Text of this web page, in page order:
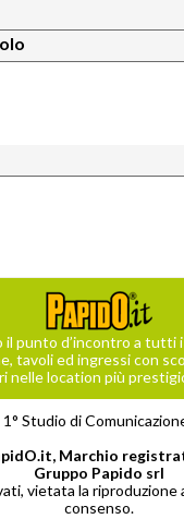
il punto d’incontro a tutti
tavoli ed ingressi con
nelle location più
1° Studio di
Marchio
Gruppo Papido srl
vietata la riproduzione
consenso.